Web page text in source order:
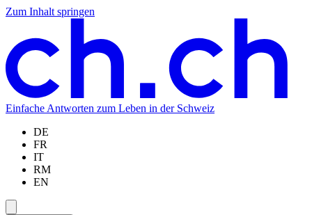
Zum Inhalt springen
Zum
springen
Zur
springen
Zur
springen
Zur
springen
Einfache Antworten zum Leben in der Schweiz
DE
FR
IT
RM
EN